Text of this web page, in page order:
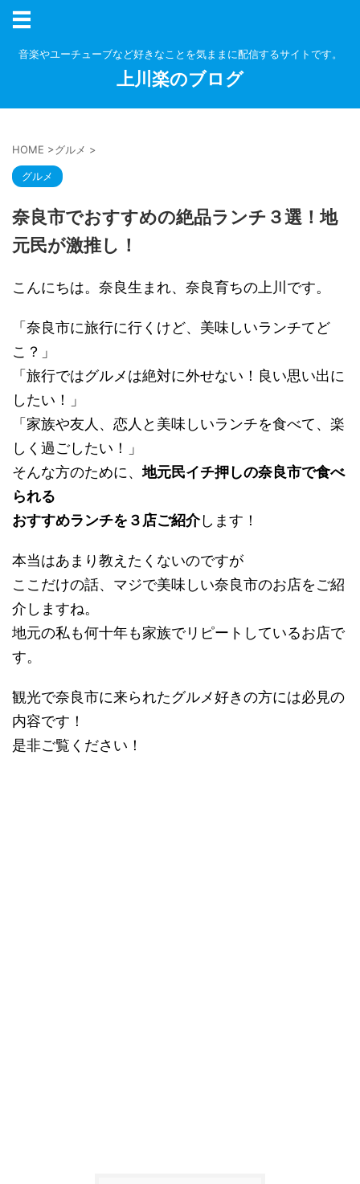
音楽やユーチューブなど好きなことを気ままに配信するサイトです。
上川楽のブログ
HOME >グルメ >
グルメ
奈良市でおすすめの絶品ランチ３選！地
元民が激推し！
こんにちは。奈良生まれ、奈良育ちの上川です。
「奈良市に旅行に行くけど、美味しいランチてど
こ？」
「旅行ではグルメは絶対に外せない！良い思い出に
したい！」
「家族や友人、恋人と美味しいランチを食べて、楽
しく過ごしたい！」
そんな方のために、地元民イチ押しの奈良市で食べ
られる
おすすめランチを３店ご紹介します！
本当はあまり教えたくないのですが
ここだけの話、マジで美味しい奈良市のお店をご紹
介しますね。
地元の私も何十年も家族でリピートしているお店で
す。
観光で奈良市に来られたグルメ好きの方には必見の
内容です！
是非ご覧ください！